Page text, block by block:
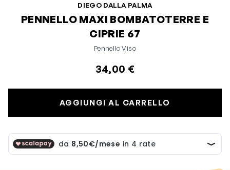
DIEGO DALLA PALMA
PENNELLO MAXI BOMBATOTERRE E
CIPRIE 67
Pennello Viso
34,00 €
AGGIUNGI AL CARRELLO